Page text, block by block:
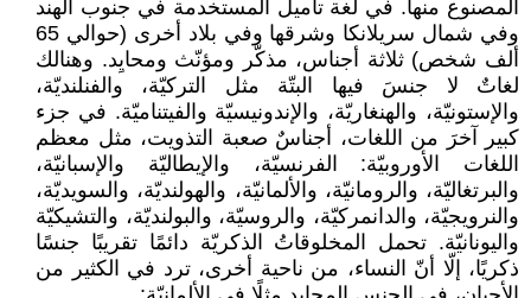
المصنوع منها. في لغة تاميل المستخدمة في جنوب الهند
وفي شمال سريلانكا وشرقها وفي بلاد أخرى (حوالي 65
ألف شخص) ثلاثة أجناس، مذكّر ومؤنّث ومحايِد. وهنالك
لغاتٌ لا جنسَ فيها البتّة مثل التركيّة، والفنلنديّة،
والإستونيّة، والهنغاريّة، والإندونيسيّة والفيتناميّة. في جزء
كبير آخرَ من اللغات، أجناسٌ صعبة التذويت، مثل معظم
اللغات الأوروبيّة: الفرنسيّة، والإيطاليّة والإسبانيّة،
والبرتغاليّة، والرومانيّة، والألمانيّة، والهولنديّة، والسويديّة،
والنرويجيّة، والدانمركيّة، والروسيّة، والبولنديّة، والتشيكيّة
واليونانيّة. تحمل المخلوقاتُ الذكريّة دائمًا تقريبًا جنسًا
ذكريًا، إلّا أنّ النساء، من ناحية أخرى، ترد في الكثير من